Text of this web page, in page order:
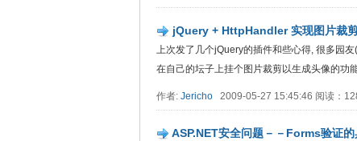
jQuery + HttpHandler 实现图片裁
上次发了几个jQuery的插件和些心得, 很多园
在自己的坛子上挂个图片裁剪以生成头像的功
作者: Jericho 2009-05-27 15:45:46 阅读：
ASP.NET安全问题－－Forms验证